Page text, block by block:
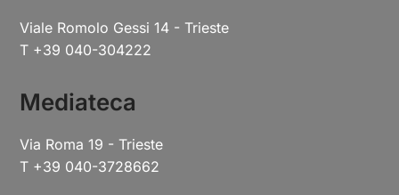
Viale Romolo Gessi 14 - Trieste
T +39 040-304222
Mediateca
Via Roma 19 - Trieste
T +39 040-3728662